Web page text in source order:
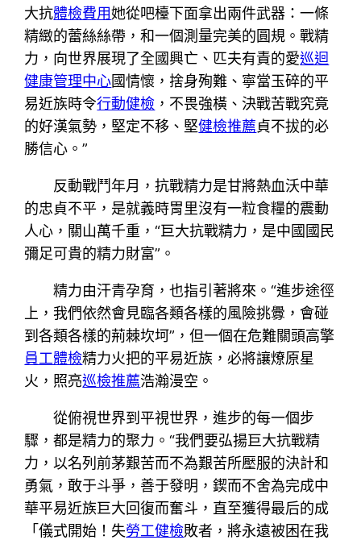
大抗體檢費用她從吧檯下面拿出兩件武器：一條
精緻的蕾絲絲帶，和一個測量完美的圓規。戰精
力，向世界展現了全國興亡、匹夫有責的愛巡迴
健康管理中心國情懷，捨身殉難、寧當玉碎的平
易近族時令行動健檢 ，不畏強橫、決戰苦戰究竟
的好漢氣勢，堅定不移、堅健檢推薦貞不拔的必
勝信心。”
反動戰鬥年月，抗戰精力是甘將熱血沃中華
的忠貞不平，是就義時胃里沒有一粒食糧的震動
人心，關山萬千重，“巨大抗戰精力，是中國國民
彌足可貴的精力財富”。
精力由汗青孕育，也指引著將來。“進步途徑
上，我們依然會見臨各類各樣的風險挑釁，會碰
到各類各樣的荊棘坎坷”，但一個在危難關頭高擎
員工體檢精力火把的平易近族，必將讓燎原星
火，照亮巡檢推薦浩瀚漫空。
從俯視世界到平視世界，進步的每一個步
驟，都是精力的聚力。“我們要弘揚巨大抗戰精
力，以名列前茅艱苦而不為艱苦所壓服的決計和
勇氣，敢于斗爭，善于發明，鍥而不舍為完成中
華平易近族巨大回復而奮斗，直至獲得最后的成
「儀式開始！失勞工健檢敗者，將永遠被困在我